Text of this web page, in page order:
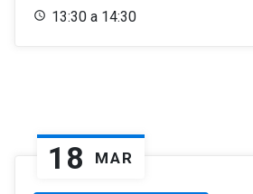
13:30 a 14:30
18 MAR